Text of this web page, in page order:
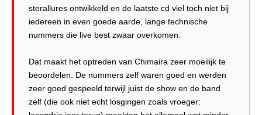
sterallures ontwikkeld en de laatste cd viel toch niet bij
iedereen in even goede aarde, lange technische
nummers die live best zwaar overkomen.
Dat maakt het optreden van Chimaira zeer moeilijk te
beoordelen. De nummers zelf waren goed en werden
zeer goed gespeeld terwijl juist de show en de band
zelf (die ook niet echt losgingen zoals vroeger: